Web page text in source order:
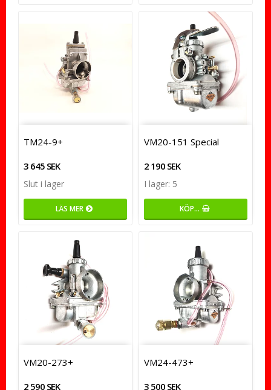
TM24-9+
3 645 SEK
Slut i lager
LÄS MER
VM20-151 Special
2 190 SEK
I lager: 5
KÖP…
VM20-273+
2 590 SEK
VM24-473+
3 500 SEK